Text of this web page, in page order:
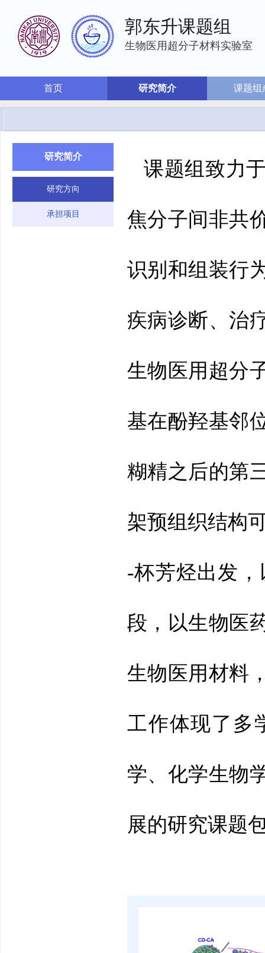
郭东升课题组
生物医用超分子材料实验室
首页 研究简介 课题组
研究简介
研究方向
承担项目
课题组致力
焦分子间非共
识别和组装行
疾病诊断、治
生物医用 超分
基在酚羟基邻
糊精之后的第
架预组织结构
-杯芳烃出发
段，以生物医
生物医用材料
工作体现了多
学、化学生物
展的研究课题